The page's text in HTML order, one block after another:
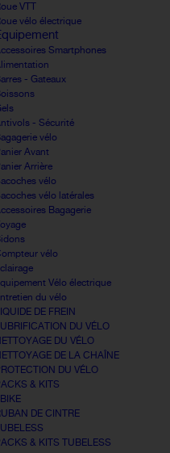
VTT
vélo électrique
Smartphones
- Gateaux
- Sécurité
vélo
Avant
Arrière
vélo
vélo latérales
Bagagerie
vélo
Vélo électrique
du vélo
DE FREIN
DU VÉLO
DU VÉLO
DE LA CHAÎNE
DU VÉLO
& KITS
DE CINTRE
& KITS TUBELESS